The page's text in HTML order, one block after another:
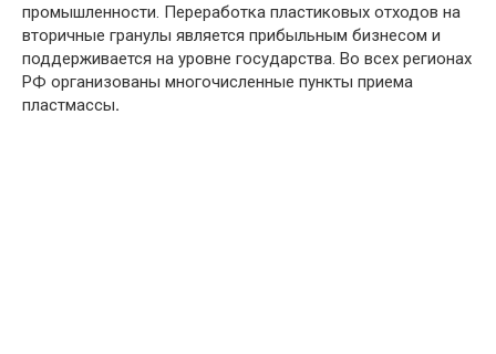
промышленности. Переработка пластиковых отходов на
вторичные гранулы является прибыльным бизнесом и
поддерживается на уровне государства. Во всех регионах
РФ организованы многочисленные пункты приема
пластмассы.